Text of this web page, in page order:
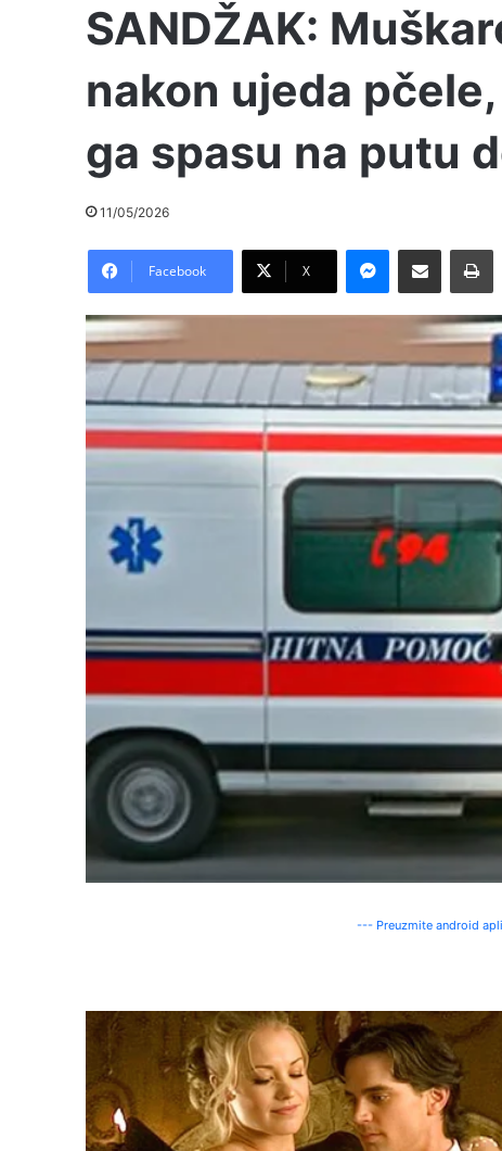
SANDŽAK:
nakon ujeda
ga spasu na putu
11/05/2026
Facebook X
Messenger
Pošalji preko E-Maila
--- Preuzmite android